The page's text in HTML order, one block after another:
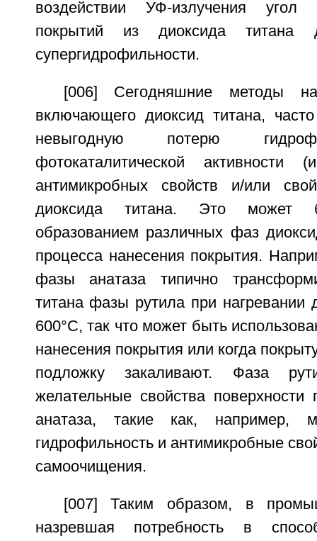
воздействии УФ-излучения угол
покрытий из диоксида титана
супергидрофильности.
[006] Сегодняшние методы
включающего диоксид титана,
невыгодную потерю
фотокаталитической
антимикробных свойств и/или
диоксида титана. Это может
образованием различных фаз
процесса нанесения покрытия.
фазы анатаза типично
титана фазы рутила при нагревании
600°C, так что может быть
нанесения покрытия или когда
подложку закаливают. Фаза
желательные свойства
анатаза, такие как, например,
гидрофильность и антимикробные
самоочищения.
[007] Таким образом, в
назревшая потребность в